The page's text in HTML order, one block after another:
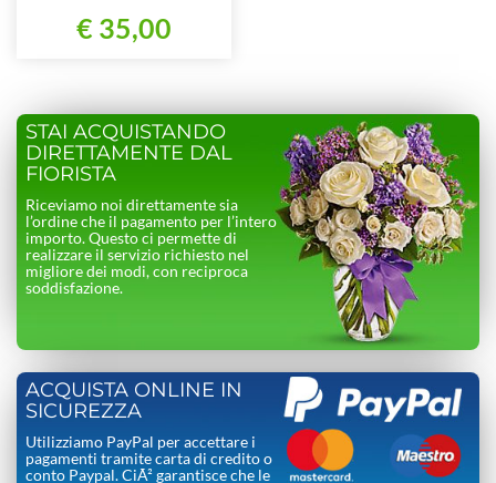
€ 35,00
STAI ACQUISTANDO
DIRETTAMENTE DAL
FIORISTA
Riceviamo noi direttamente sia
l’ordine che il pagamento per l’intero
importo. Questo ci permette di
realizzare il servizio richiesto nel
migliore dei modi, con reciproca
soddisfazione.
ACQUISTA ONLINE IN
SICUREZZA
Utilizziamo PayPal per accettare i
pagamenti tramite carta di credito o
conto Paypal. CiÃ² garantisce che le